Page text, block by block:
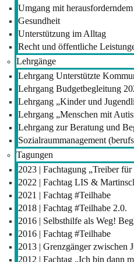
Umgang mit
Gesundheit
Unterstützung im Alltag
Recht und öffentliche
Lehrgänge
Lehrgang Unterstützte
Lehrgang Budgetbegleitung
Lehrgang „Kinder und
Lehrgang „Menschen mit
Lehrgang zur Beratung und
Sozialraummanagement
Tagungen
2023 | Fachtagung „Treiber für
2022 | Fachtag LIS &
2021 | Fachtag #Teilhabe
2018 | Fachtag #Teilhabe 2.0.
2016 | Selbsthilfe als Weg!
2016 | Fachtag #Teilhabe
2013 | Grenzgänger zwischen
2012 | Fachtag „Ich bin dann